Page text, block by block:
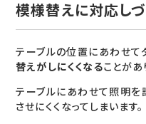
模様替えに対応し
テーブルの位置にあわせて
替えがしにくくなることがあ
テーブルにあわせて照明を
させにくくなってしまいます。